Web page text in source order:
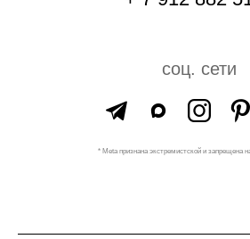
соц. сети
* Meta признана экстремистской и запрещена